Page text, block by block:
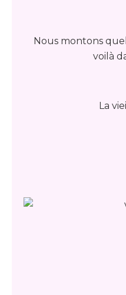
Nous montons
voilà
La